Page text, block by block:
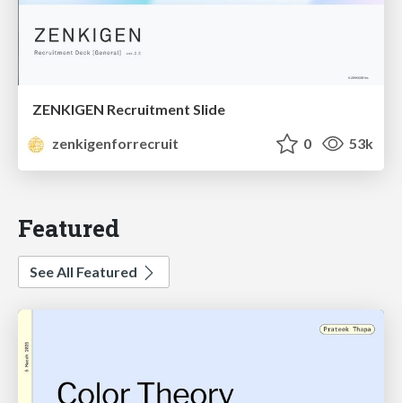
ZENKIGEN Recruitment Slide
zenkigenforrecruit
0 53k
Featured
See All Featured